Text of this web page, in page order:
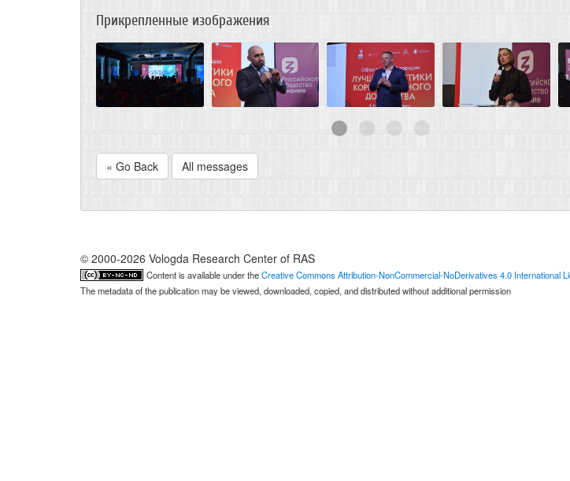
Прикрепленные изображения
« Go Back All messages
© 2000-2026 Vologda Research Center of RAS
Content is available under theCreative Commons Attribution-NonCommercial-NoDerivatives 4.0 International
The metadata of the publication may be viewed, downloaded, copied, and distributed without additional permission